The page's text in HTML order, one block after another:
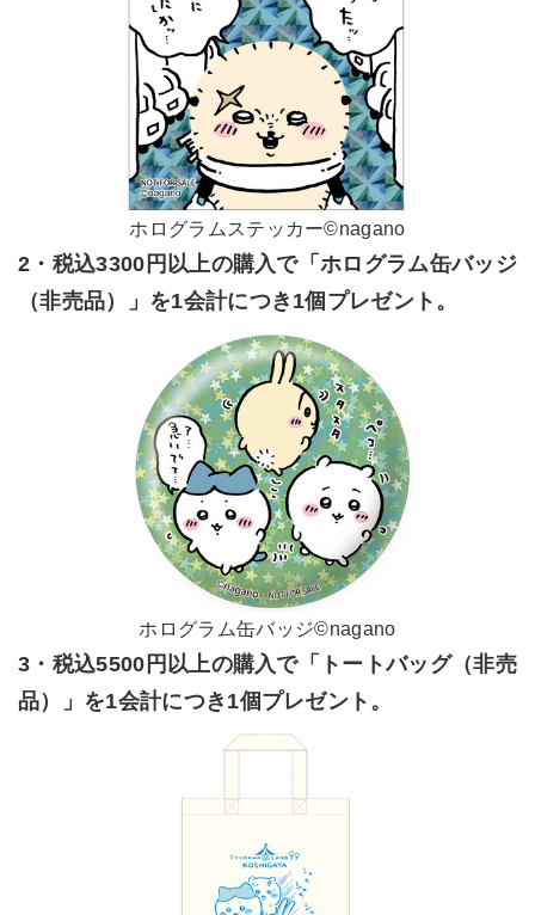
ホログラムステッカー©nagano
2・税込3300円以上の購入で「ホログラム缶バッジ
（非売品）」を1会計につき1個プレゼント。
ホログラム缶バッジ©nagano
3・税込5500円以上の購入で「トートバッグ（非売
品）」を1会計につき1個プレゼント。